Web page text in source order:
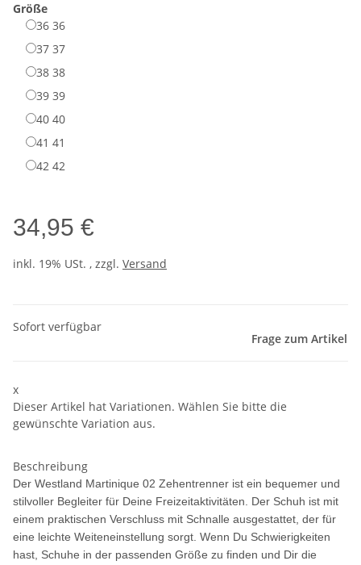
Größe
36 36
37 37
38 38
39 39
40 40
41 41
42 42
34,95 €
inkl. 19% USt. , zzgl. Versand
Sofort verfügbar
Frage zum Artikel
x
Dieser Artikel hat Variationen. Wählen Sie bitte die
gewünschte Variation aus.
Beschreibung
Der Westland Martinique 02 Zehentrenner ist ein bequemer und
stilvoller Begleiter für Deine Freizeitaktivitäten. Der Schuh ist mit
einem praktischen Verschluss mit Schnalle ausgestattet, der für
eine leichte Weiteneinstellung sorgt. Wenn Du Schwierigkeiten
hast, Schuhe in der passenden Größe zu finden und Dir die